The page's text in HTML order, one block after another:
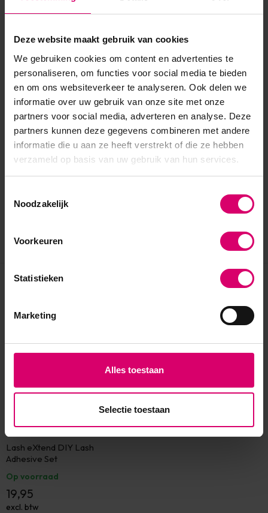
Deze website maakt gebruik van cookies
We gebruiken cookies om content en advertenties te
personaliseren, om functies voor social media te bieden
en om ons websiteverkeer te analyseren. Ook delen we
informatie over uw gebruik van onze site met onze
partners voor social media, adverteren en analyse. Deze
partners kunnen deze gegevens combineren met andere
informatie die u aan ze heeft verstrekt of die ze hebben
verzameld op basis van uw gebruik van hun services.
Noodzakelijk
Voorkeuren
Statistieken
Marketing
Alles toestaan
Selectie toestaan
Lash eXtend DIY Lash
Adhesive Set
Op voorraad
19,95
excl. btw